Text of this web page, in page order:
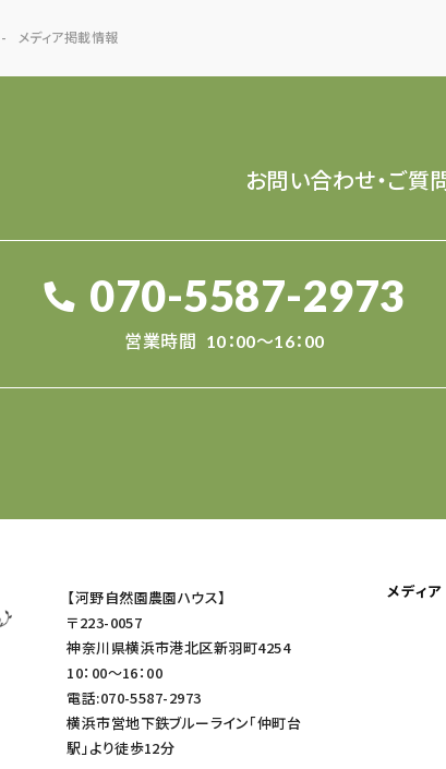
メディア掲載情報
お問い合わせ・ご質
070-5587-2973
営業時間 10：00～16：00
【河野自然園農園ハウス】
〒223-0057
神奈川県横浜市港北区新羽町4254
10：00～16：00
電話:070-5587-2973
横浜市営地下鉄ブルーライン「仲町台
駅」より徒歩12分
メディア